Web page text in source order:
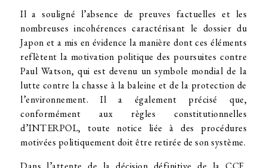
Il a souligné l’absence de preuves factuelles et les
nombreuses incohérences caractérisant le dossier du
Japon et a mis en évidence la manière dont ces éléments
reflètent la motivation politique des poursuites contre
Paul Watson, qui est devenu un symbole mondial de la
lutte contre la chasse à la baleine et de la protection de
l’environnement. Il a également précisé que,
conformément aux règles constitutionnelles
d’INTERPOL, toute notice liée à des procédures
motivées politiquement doit être retirée de son système.